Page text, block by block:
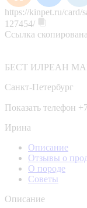
https://kinpet.ru/card/
127454/
Ссылка скопирована
БЕСТ ИЛРЕАН
Санкт-Петербург
Показать телефон
Ирина
Описание
Отзывы о
О породе
Советы
Описание